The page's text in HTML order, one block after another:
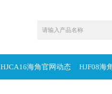
HJCA16海角官网动态 HJF08海